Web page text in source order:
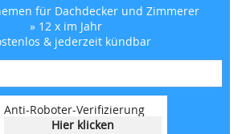
für Dachdecker und Zimmerer
» 12 x im Jahr
& jederzeit kündbar
Anti-Roboter-Verifizierung
Hier klicken